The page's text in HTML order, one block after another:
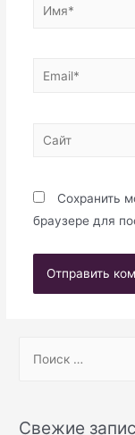
Имя*
Email*
Сайт
Сохранить
браузере для
r
Свежие